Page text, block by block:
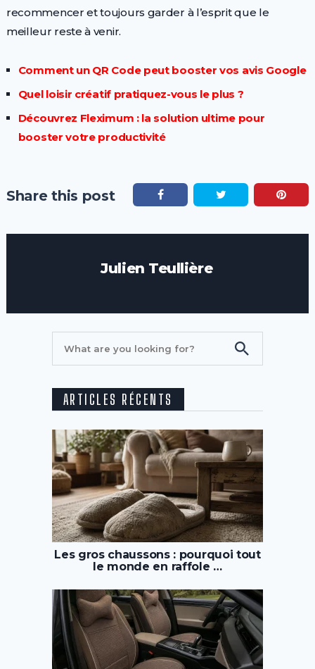
recommencer et toujours garder à l’esprit que le
meilleur reste à venir.
Comment un QR Code peut booster vos avis Google
Quel loisir créatif pratiquez-vous le plus ?
Découvrez Fleximum : la solution ultime pour
booster votre productivité
Share this post
Julien Teullière
ARTICLES RÉCENTS
Les gros chaussons : pourquoi tout
le monde en raffole …